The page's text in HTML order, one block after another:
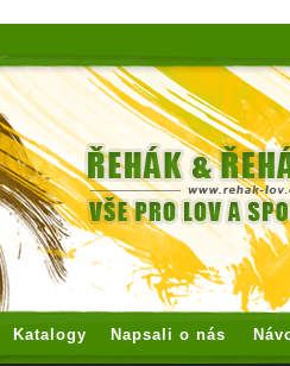
Katalogy Napsali o nás